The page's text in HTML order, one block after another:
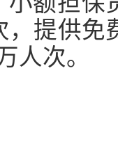
，提供免
人次。